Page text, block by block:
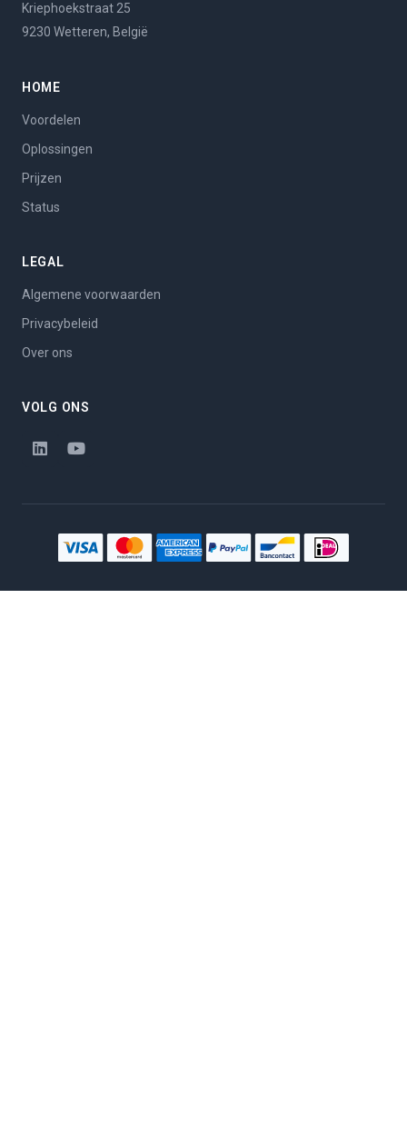
Kriephoekstraat 25
9230 Wetteren, België
HOME
Voordelen
Oplossingen
Prijzen
Status
LEGAL
Algemene voorwaarden
Privacybeleid
Over ons
VOLG ONS